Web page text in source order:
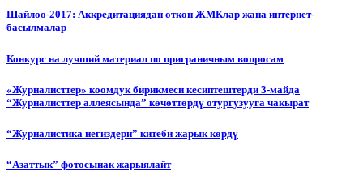
Шайлоо-2017: Аккредитациядан өткөн ЖМКлар жана интернет-
басылмалар
Конкурс на лучший материал по приграничным вопросам
«Журналисттер» коомдук бирикмеси кесиптештерди 3-майда
“Журналисттер аллеясында” көчөттөрдү отургузууга чакырат
“Журналистика негиздери” китеби жарык көрдү
“Азаттык” фотосынак жарыялайт